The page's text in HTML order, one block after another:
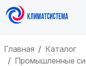
Главная
Каталог
Промышленные